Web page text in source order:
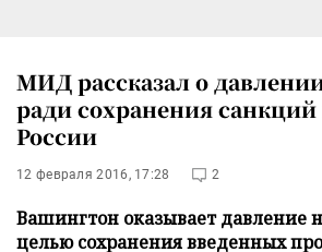
МИД рассказал о
ради сохранения
России
12 февраля 2016, 17:28 2
Вашингтон оказывает давление
целью сохранения введенных